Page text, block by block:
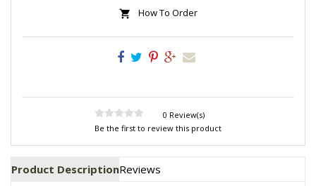
How To Order
0 Review(s)
Be the first to review this product
Product DescriptionReviews